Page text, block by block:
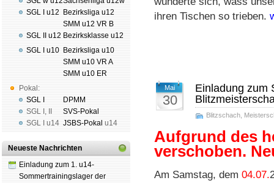
SGL I u12
SGL II u12
SGL I u10
Pokal:
SGL I
SGL I ,
SGL I
u14
Bezirksliga u12
SMM u12 VR B
Bezirksklasse u12
Bezirksliga u10
SMM u10 VR A
SMM u10 ER
DPMM
SVS-Pokal
JSBS-Pokal u14
Neueste Nachrichten
Einladung zum 1. u14-
Sommertrainingslager der
ihren Tischen so trieben.
Mai
30
Einladung zum
Blitzschach
Aufgrund des
verschoben.
Am Sams­tag, dem 04.07.